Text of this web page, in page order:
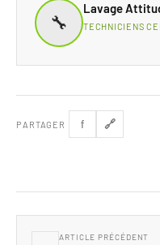
🔧
Lavage
TECHNICIENS
PARTAGER f 🔗
ARTICLE PRÉCÉDENT